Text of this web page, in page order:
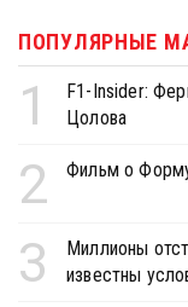
ПОПУЛЯРНЫЕ
1
F1-Insider:
Цолова
2 Фильм о
3
Миллионы
известны